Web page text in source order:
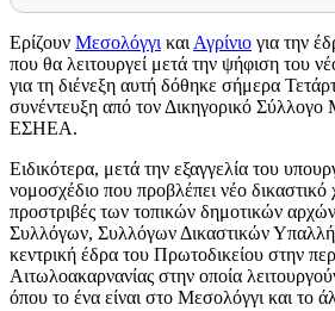
Ερίζουν Μεσολόγγι και Αγρίνιο για την
που θα λειτουργεί μετά την ψήφιση του
για τη διένεξη αυτή δόθηκε σήμερα
συνέντευξη από τον Δικηγορικό Σύλλογο
ΕΣΗΕΑ.
Ειδικότερα, μετά την εξαγγελία του
νομοσχέδιο που προβλέπει νέο δικαστικό
προστριβές των τοπικών δημοτικών
Συλλόγων, Συλλόγων Δικαστικών
κεντρική έδρα του Πρωτοδικείου στην
Αιτωλοακαρνανίας στην οποία
όπου το ένα είναι στο Μεσολόγγι και το